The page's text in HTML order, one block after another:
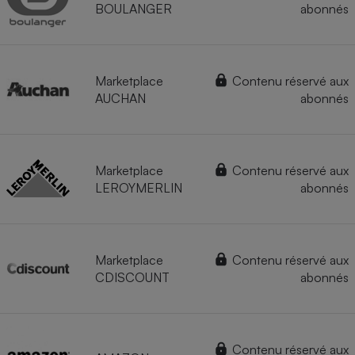
BOULANGER
abonnés
Marketplace
AUCHAN
Contenu réservé aux
abonnés
Marketplace
LEROYMERLIN
Contenu réservé aux
abonnés
Marketplace
CDISCOUNT
Contenu réservé aux
abonnés
Contenu réservé aux